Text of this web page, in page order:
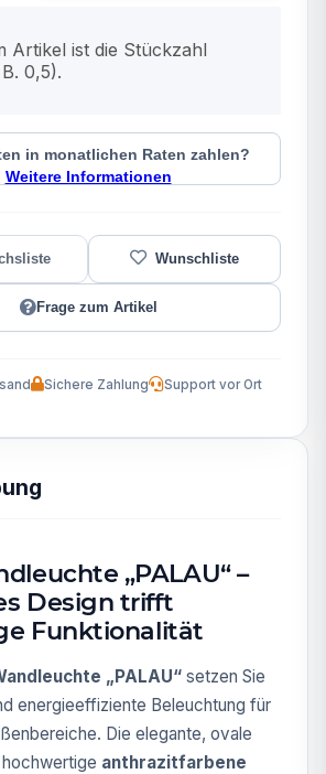
Artikel ist die Stückzahl
0,5).
in monatlichen Raten zahlen?
Weitere Informationen
Frage zum Artikel
Sichere Zahlung Support vor Ort
„PALAU“ –
Design trifft
Funktionalität
„PALAU“ setzen Sie
energieeffiziente Beleuchtung für
Die elegante, ovale
anthrazitfarbene